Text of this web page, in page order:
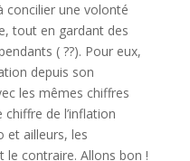
concilier une volonté
tout en gardant des
( ??). Pour eux,
depuis son
les mêmes chiffres
de l’inflation
et ailleurs, les
le contraire. Allons bon !